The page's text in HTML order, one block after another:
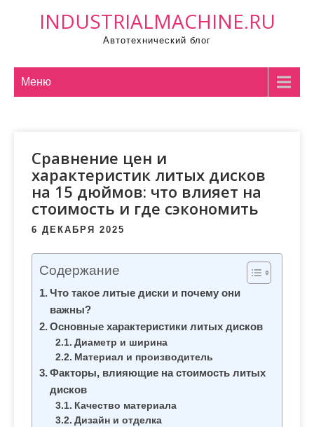
INDUSTRIALMACHINE.RU
Автотехнический блог
Меню
Сравнение цен и
характеристик литых дисков
на 15 дюймов: что влияет на
стоимость и где сэкономить
6 ДЕКАБРЯ 2025
Содержание
Что такое литые диски и почему они
важны?
Основные характеристики литых дисков
Диаметр и ширина
Материал и производитель
Факторы, влияющие на стоимость литых
дисков
Качество материала
Дизайн и отделка